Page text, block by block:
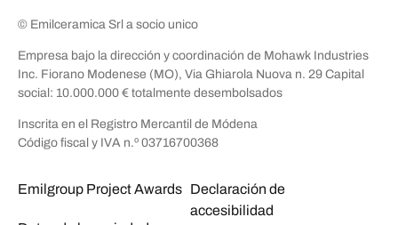
© Emilceramica Srl a socio unico
Empresa bajo la dirección y coordinación de Mohawk Industries
Inc. Fiorano Modenese (MO), Via Ghiarola Nuova n. 29 Capital
social: 10.000.000 € totalmente desembolsados
Inscrita en el Registro Mercantil de Módena
Código fiscal y IVA n.º 03716700368
Emilgroup Project Awards Declaración de
accesibilidad